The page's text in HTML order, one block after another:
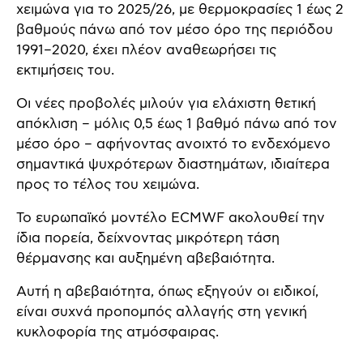
χειμώνα για το 2025/26, με θερμοκρασίες 1 έως 2
βαθμούς πάνω από τον μέσο όρο της περιόδου
1991–2020, έχει πλέον αναθεωρήσει τις
εκτιμήσεις του.
Οι νέες προβολές μιλούν για ελάχιστη θετική
απόκλιση – μόλις 0,5 έως 1 βαθμό πάνω από τον
μέσο όρο – αφήνοντας ανοιχτό το ενδεχόμενο
σημαντικά ψυχρότερων διαστημάτων, ιδιαίτερα
προς το τέλος του χειμώνα.
Το ευρωπαϊκό μοντέλο ECMWF ακολουθεί την
ίδια πορεία, δείχνοντας μικρότερη τάση
θέρμανσης και αυξημένη αβεβαιότητα.
Αυτή η αβεβαιότητα, όπως εξηγούν οι ειδικοί,
είναι συχνά προπομπός αλλαγής στη γενική
κυκλοφορία της ατμόσφαιρας.